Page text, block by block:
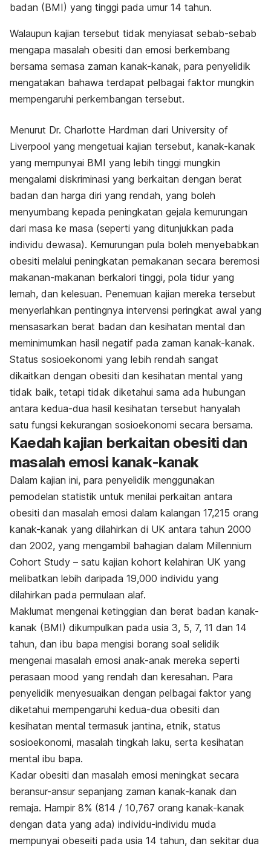
badan (BMI) yang tinggi pada umur 14 tahun.
Walaupun kajian tersebut tidak menyiasat sebab-sebab
mengapa masalah obesiti dan emosi berkembang
bersama semasa zaman kanak-kanak, para penyelidik
mengatakan bahawa terdapat pelbagai faktor mungkin
mempengaruhi perkembangan tersebut.
Menurut Dr. Charlotte Hardman dari University of
Liverpool yang mengetuai kajian tersebut, kanak-kanak
yang mempunyai BMI yang lebih tinggi mungkin
mengalami diskriminasi yang berkaitan dengan berat
badan dan harga diri yang rendah, yang boleh
menyumbang kepada peningkatan gejala kemurungan
dari masa ke masa (seperti yang ditunjukkan pada
individu dewasa). Kemurungan pula boleh menyebabkan
obesiti melalui peningkatan pemakanan secara beremosi
makanan-makanan berkalori tinggi, pola tidur yang
lemah, dan kelesuan. Penemuan kajian mereka tersebut
menyerlahkan pentingnya intervensi peringkat awal yang
mensasarkan berat badan dan kesihatan mental dan
meminimumkan hasil negatif pada zaman kanak-kanak.
Status sosioekonomi yang lebih rendah sangat
dikaitkan dengan obesiti dan kesihatan mental yang
tidak baik, tetapi tidak diketahui sama ada hubungan
antara kedua-dua hasil kesihatan tersebut hanyalah
satu fungsi kekurangan sosioekonomi secara bersama.
Kaedah kajian berkaitan obesiti dan
masalah emosi kanak-kanak
Dalam kajian ini, para penyelidik menggunakan
pemodelan statistik untuk menilai perkaitan antara
obesiti dan masalah emosi dalam kalangan 17,215 orang
kanak-kanak yang dilahirkan di UK antara tahun 2000
dan 2002, yang mengambil bahagian dalam Millennium
Cohort Study – satu kajian kohort kelahiran UK yang
melibatkan lebih daripada 19,000 individu yang
dilahirkan pada permulaan alaf.
Maklumat mengenai ketinggian dan berat badan kanak-
kanak (BMI) dikumpulkan pada usia 3, 5, 7, 11 dan 14
tahun, dan ibu bapa mengisi borang soal selidik
mengenai masalah emosi anak-anak mereka seperti
perasaan mood yang rendah dan keresahan. Para
penyelidik menyesuaikan dengan pelbagai faktor yang
diketahui mempengaruhi kedua-dua obesiti dan
kesihatan mental termasuk jantina, etnik, status
sosioekonomi, masalah tingkah laku, serta kesihatan
mental ibu bapa.
Kadar obesiti dan masalah emosi meningkat secara
beransur-ansur sepanjang zaman kanak-kanak dan
remaja. Hampir 8% (814 / 10,767 orang kanak-kanak
dengan data yang ada) individu-individu muda
mempunyai obeseiti pada usia 14 tahun, dan sekitar dua